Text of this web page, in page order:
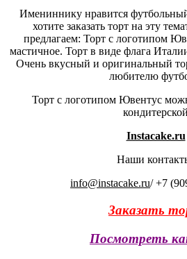
Имениннику нравится
хотите заказать торт на эту
предлагаем: Торт с логотипом
мастичное. Торт в виде флага
Очень вкусный и оригинальный
любителю
Торт с логотипом Ювентус
кондитерской
Instacake.ru
Наши
info@instacake.ru/ +7
Заказать
Посмотреть